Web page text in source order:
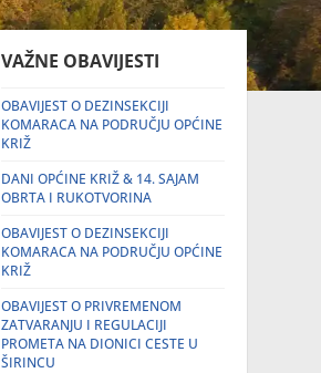
VAŽNE OBAVIJESTI
OBAVIJEST O DEZINSEKCIJI
KOMARACA NA PODRUČJU OPĆINE
KRIŽ
DANI OPĆINE KRIŽ & 14. SAJAM
OBRTA I RUKOTVORINA
OBAVIJEST O DEZINSEKCIJI
KOMARACA NA PODRUČJU OPĆINE
KRIŽ
OBAVIJEST O PRIVREMENOM
ZATVARANJU I REGULACIJI
PROMETA NA DIONICI CESTE U
ŠIRINCU